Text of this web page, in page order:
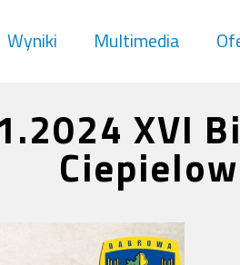
Wyniki Multimedia
XVI